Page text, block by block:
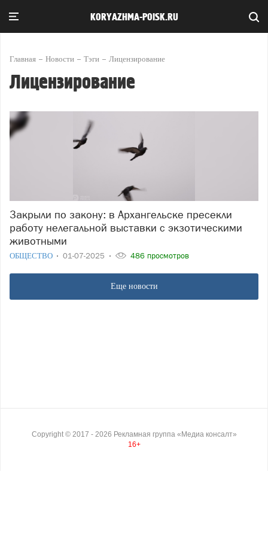
KORYAZHMA-POISK.RU
Главная Новости Тэги Лицензирование
Лицензирование
Закрыли по закону: в Архангельске пресекли
работу нелегальной выставки с экзотическими
животными
ОБЩЕСТВО 01-07-2025 486 просмотров
Еще новости
Copyright © 2017 - 2026 Рекламная группа «Медиа консалт»
16+